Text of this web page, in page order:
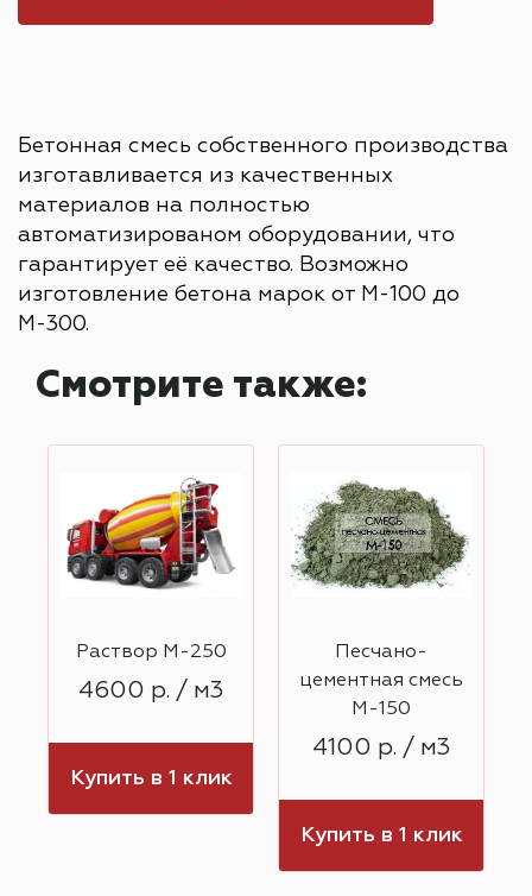
Бетонная смесь собственного производства
изготавливается из качественных
материалов на полностью
автоматизированом оборудовании, что
гарантирует её качество. Возможно
изготовление бетона марок от М-100 до
М-300.
Смотрите также:
Раствор М-250
4600 р. / м3
Купить в 1 клик
Песчано-
цементная смесь
М-150
4100 р. / м3
Купить в 1 клик